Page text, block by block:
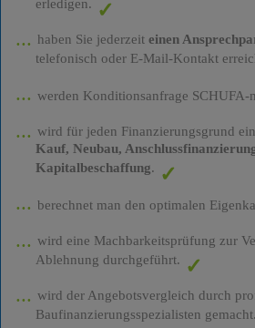
haben Sie jederzeit einen
telefonisch oder E-Mail-Kontakt
werden Konditionsanfrage SCHUFA-
wird für jeden Finanzierungsgrund
Kauf, Neubau,
Kapitalbeschaffung.
berechnet man den optimalen
wird eine Machbarkeitsprüfung zur
Ablehnung durchgeführt.
wird der Angebotsvergleich durch
Baufinanzierungsspezialisten gemacht.